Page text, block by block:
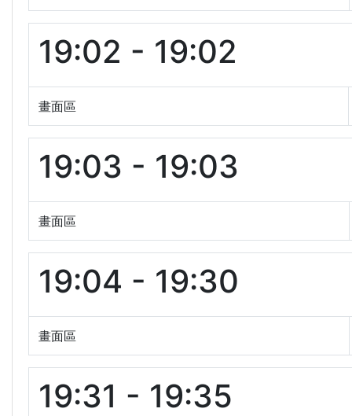
19:02 - 19:02
畫面區
19:03 - 19:03
畫面區
19:04 - 19:30
畫面區
19:31 - 19:35